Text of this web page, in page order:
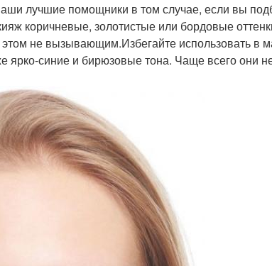
лучшие помощники в том случае, если вы
коричневые, золотистые или бордовые
не вызывающим.Избегайте использовать в
синие и бирюзовые тона. Чаще всего они